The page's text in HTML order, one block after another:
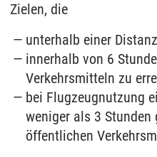
Zielen, die
unterhalb einer
innerhalb von 6
Verkehrsmitteln zu
bei Flugzeugnutzung
weniger als 3 Stunden
öffentlichen